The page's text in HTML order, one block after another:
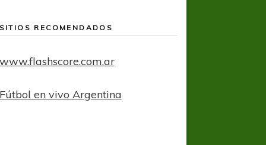
SITIOS RECOMENDADOS
www.flashscore.com.ar
Fútbol en vivo Argentina